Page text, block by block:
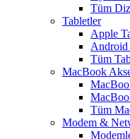
Tüm
Tabletler
Apple
Android
Tüm
MacBook
Tüm
Modem &